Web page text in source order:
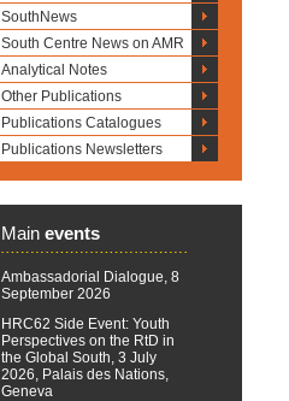
SouthNews
South Centre News on AMR
Analytical Notes
Other Publications
Publications Catalogues
Publications Newsletters
Main events
Ambassadorial Dialogue, 8
September 2026
HRC62 Side Event: Youth
Perspectives on the RtD in
the Global South, 3 July
2026, Palais des Nations,
Geneva